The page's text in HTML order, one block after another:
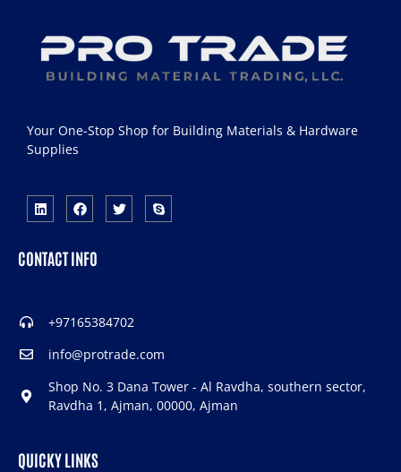
Your One-Stop Shop for Building Materials & Hardware
Supplies
CONTACT INFO
+97165384702
info@protrade.com
Shop No. 3 Dana Tower - Al Ravdha, southern sector,
Ravdha 1, Ajman, 00000, Ajman
QUICKY LINKS